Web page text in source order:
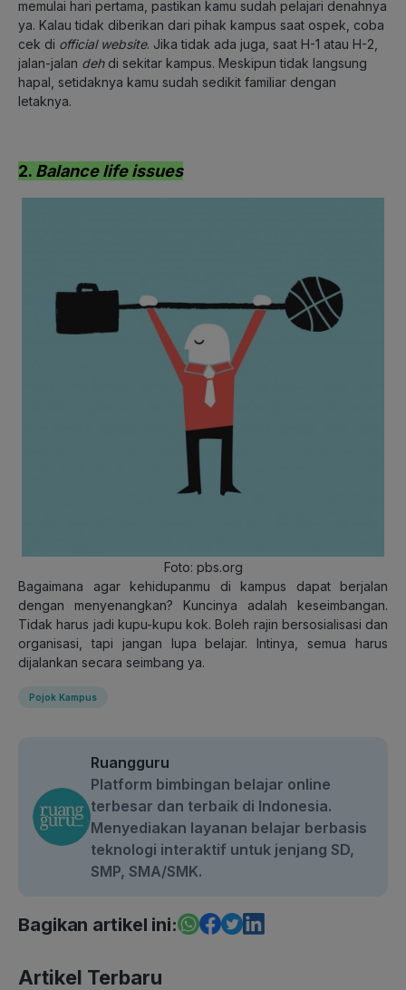
memulai hari pertama, pastikan kamu sudah pelajari denahnya
ya. Kalau tidak diberikan dari pihak kampus saat ospek, coba
cek di official website. Jika tidak ada juga, saat H-1 atau H-2,
jalan-jalan dehdi sekitar kampus. Meskipun tidak langsung
hapal, setidaknya kamu sudah sedikit familiar dengan
letaknya.
2. Balance life issues
Foto: pbs.org
Bagaimana agar kehidupanmu di kampus dapat berjalan
dengan menyenangkan? Kuncinya adalah keseimbangan.
Tidak harus jadi kupu-kupu kok. Boleh rajin bersosialisasi dan
organisasi, tapi jangan lupa belajar. Intinya, semua harus
dijalankan secara seimbang ya.
Pojok Kampus
Ruangguru
Platform bimbingan belajar online
terbesar dan terbaik di Indonesia.
Menyediakan layanan belajar berbasis
teknologi interaktif untuk jenjang SD,
SMP, SMA/SMK.
Bagikan artikel ini:
Artikel Terbaru